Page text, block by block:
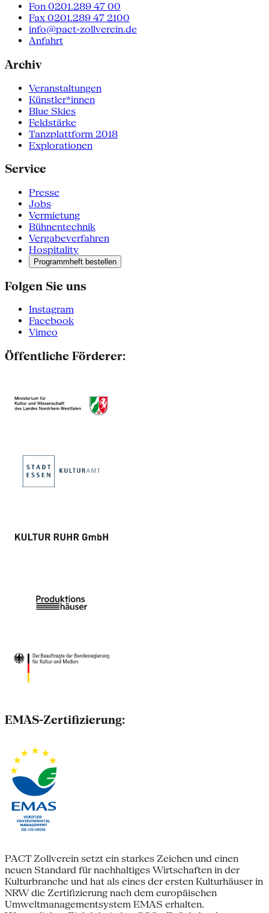
Fon 0201.289 47 00
Fax 0201.289 47 2100
info@pact-zollverein.de
Anfahrt
Archiv
Veranstaltungen
Künstler*innen
Blue Skies
Feldstärke
Tanzplattform 2018
Explorationen
Service
Presse
Jobs
Vermietung
Bühnentechnik
Vergabeverfahren
Hospitality
Programmheft bestellen
Folgen Sie uns
Instagram
Facebook
Vimeo
Öffentliche Förderer:
EMAS-Zertifizierung:
PACT Zollverein setzt ein starkes Zeichen und einen
neuen Standard für nachhaltiges Wirtschaften in der
Kulturbranche und hat als eines der ersten Kulturhäuser in
NRW die Zertifizierung nach dem europäischen
Umweltmanagementsystem EMAS erhalten.